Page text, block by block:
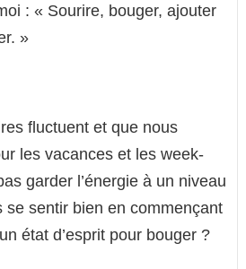
: « Sourire, bouger, ajouter
»
fluctuent et que nous
les vacances et les week-
garder l’énergie à un niveau
se sentir bien en commençant
état d’esprit pour bouger ?